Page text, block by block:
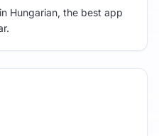
Hungarian, the best app